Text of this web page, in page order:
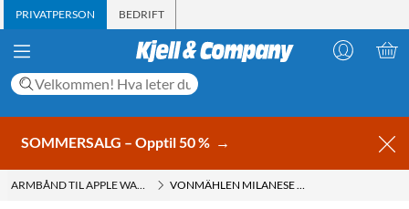
PRIVATPERSON BEDRIFT
SOMMERSALG – Opptil 50 % →
ARMBÅND TIL APPLE WATCH VONMÄHLEN MILANESE LOOP 2 TIL APPLE WATCH 40/41/42 MM ROSE GOLD